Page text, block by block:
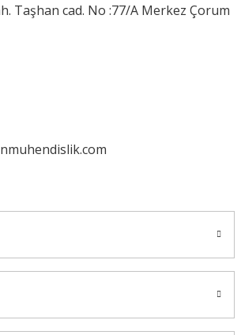
Taşhan cad. No :77/A Merkez Çorum